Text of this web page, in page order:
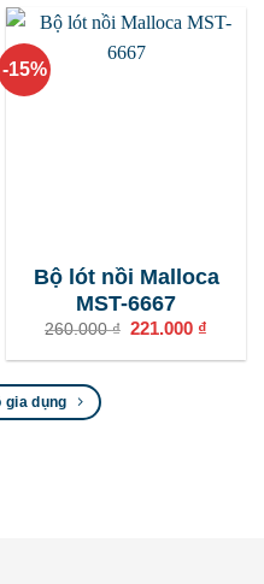
₫.
₫.
-15%
Bộ lót nồi Malloca
MST-6667
260.000₫ Giá
là:
221.000 ₫
tại
gia dụng